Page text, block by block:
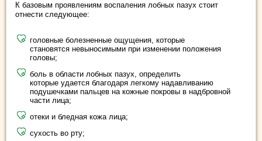
К базовым проявлениям воспаления лобных пазух стоит
отнести следующее:
головные болезненные ощущения, которые
становятся невыносимыми при изменении положения
головы;
боль в области лобных пазух, определить
которые удается благодаря легкому надавливанию
подушечками пальцев на кожные покровы в надбровной
части лица;
отеки и бледная кожа лица;
сухость во рту;